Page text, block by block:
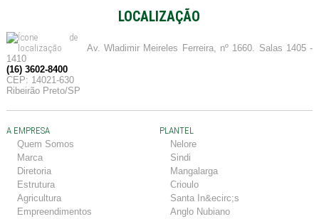
LOCALIZAÇÃO
Av. Wladimir Meireles Ferreira, nº 1660. Salas 1405 -
1410
(16) 3602-8400
CEP: 14021-630
Ribeirão Preto/SP
A EMPRESA
Quem Somos
Marca
Diretoria
Estrutura
Agricultura
Empreendimentos
PLANTEL
Nelore
Sindi
Mangalarga
Crioulo
Santa In&ecirc;s
Anglo Nubiano